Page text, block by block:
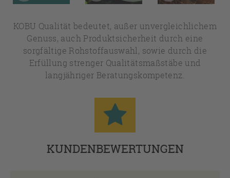
KOBU Qualität bedeutet, außer unvergleichlichem
Genuss, auch Produktsicherheit durch eine
sorgfältige Rohstoffauswahl, sowie durch die
Erfüllung strenger Qualitätsmaßstäbe und
langjähriger Beratungskompetenz.
KUNDENBEWERTUNGEN